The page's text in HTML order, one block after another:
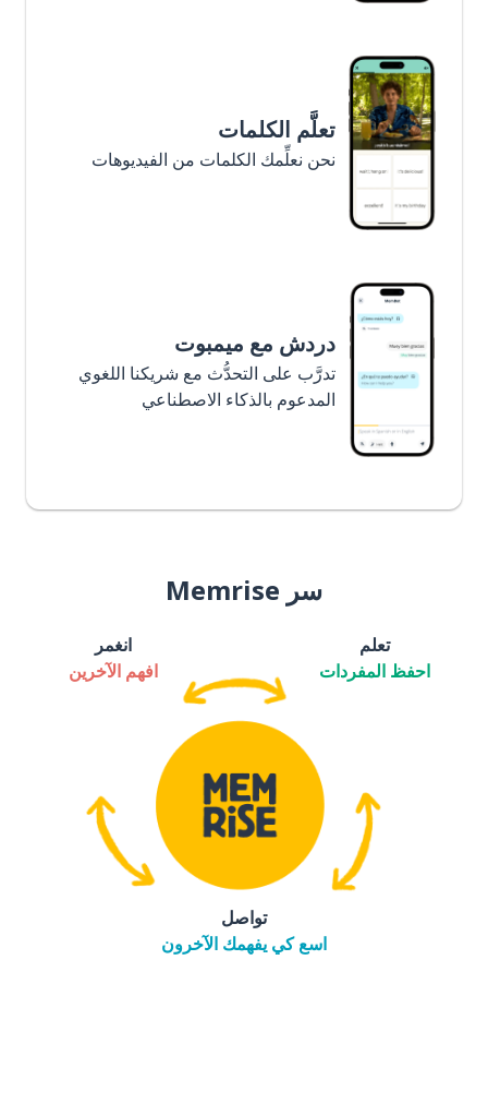
تعلَّم الكلمات
نحن نعلِّمك الكلمات من الفيديوهات
دردش مع ميمبوت
تدرَّب على التحدُّث مع شريكنا اللغوي
المدعوم بالذكاء الاصطناعي
سر Memrise
تعلم
احفظ المفردات
انغمر
افهم الآخرين
تواصل
اسع كي يفهمك الآخرون